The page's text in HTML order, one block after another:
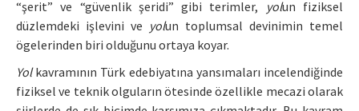
“şerit” ve “güvenlik şeridi” gibi terimler,
yolun fiziksel
düzlemdeki işlevini ve yolun toplumsal devinimin temel
ögelerinden biri olduğunu ortaya koyar.
Yolkavramının Türk edebiyatına yansımaları incelendiğinde
fiziksel ve teknik olguların ötesinde özellikle mecazi olarak